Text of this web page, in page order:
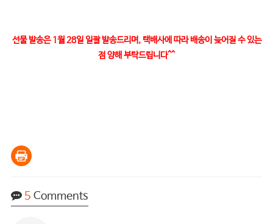
선물 발송은 1월 28일 일괄 발송드리며, 택배사에 따라 배송이 늦어질 수 있는
점 양해 부탁드립니다^^
5 Comments